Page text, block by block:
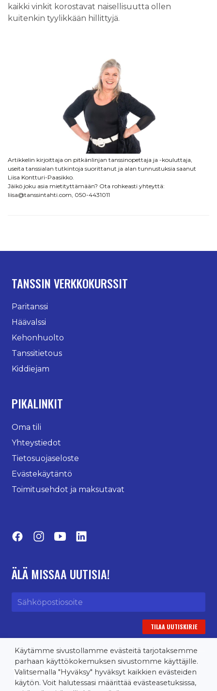
kaikki vinkit korostavat naisellisuutta ollen
kuitenkin tyylikkään hillittyjä.
Artikkelin kirjoittaja on pitkänlinjan tanssinopettaja ja -kouluttaja,
useita tanssialan tutkintoja suorittanut ja alan tunnustuksia saanut
Liisa Kontturi-Paasikko.
Jäikö joku asia mietityttämään? Ota rohkeasti yhteyttä:
liisa@tanssintahti.com, 050-4431011
TANSSIN VERKKOKURSSIT
Paritanssi
Häävalssi
Kehonhuolto
Tanssitietous
Kiddiejam
PIKALINKIT
Oma tili
Yhteystiedot
Tietosuojaseloste
Evästekäytäntö
Toimitusehdot ja maksutavat
FacebookInstagramYouTube
ÄLÄ MISSAA UUTISIA!
Sähköpostiosoite
TANSSIONLINE
Käytämme sivustollamme evästeitä tarjotaksemme
parhaan käyttökokemuksen sivustomme käyttäjille.
Valitsemalla "Hyväksy" hyväksyt kaikkien evästeiden
käytön. Voit halutessasi määrittää evästeasetuksissa,